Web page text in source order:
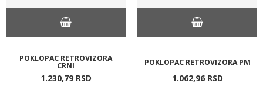
POKLOPAC RETROVIZORA
CRNI
1.230,79 RSD
POKLOPAC RETROVIZORA PM
1.062,96 RSD